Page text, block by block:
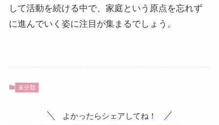
して活動を続ける中で、家庭という原点を忘れず
に進んでいく姿に注目が集まるでしょう。
未分類
よかったらシェアしてね！